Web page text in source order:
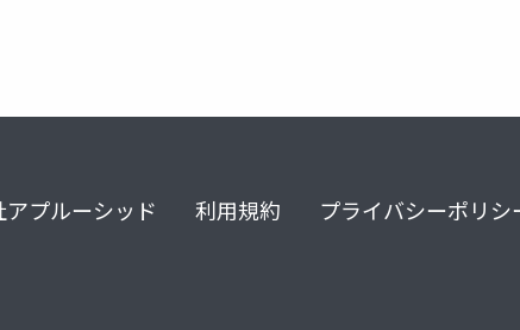
プルーシッド 利用規約 プライバシーポリシ